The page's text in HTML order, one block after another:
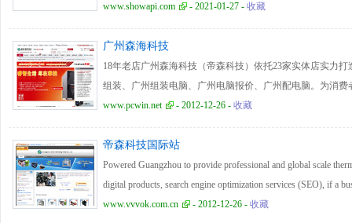
www.showapi.com
- 2021-01-27 - 收藏
广州森海科技
18年老店广州森海科技（帝森科技）依托23家实体店实力
组装、广州组装电脑、广州电脑报价、广州配电脑。为消
的学生电脑装机方案，高、中、低端的家用组装机配置和
www.pcwin.net - 2012-12-26 - 收藏
帝森科技国际站
Powered Guangzhou to provide professional and global scale
digital products, search engine optimization services (SEO), if a
02-87580590
www.vvvok.com.cn - 2012-12-26 - 收藏